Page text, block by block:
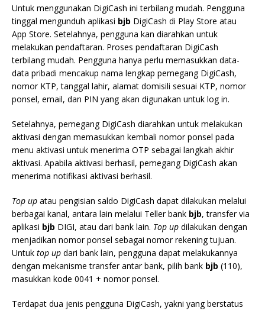
Untuk menggunakan DigiCash ini terbilang mudah. Pengguna
tinggal mengunduh aplikasi bjb DigiCash di Play Store atau
App Store. Setelahnya, pengguna kan diarahkan untuk
melakukan pendaftaran. Proses pendaftaran DigiCash
terbilang mudah. Pengguna hanya perlu memasukkan data-
data pribadi mencakup nama lengkap pemegang DigiCash,
nomor KTP, tanggal lahir, alamat domisili sesuai KTP, nomor
ponsel, email, dan PIN yang akan digunakan untuk log in.
Setelahnya, pemegang DigiCash diarahkan untuk melakukan
aktivasi dengan memasukkan kembali nomor ponsel pada
menu aktivasi untuk menerima OTP sebagai langkah akhir
aktivasi. Apabila aktivasi berhasil, pemegang DigiCash akan
menerima notifikasi aktivasi berhasil.
Top up atau pengisian saldo DigiCash dapat dilakukan melalui
berbagai kanal, antara lain melalui Teller bank bjb, transfer via
aplikasi bjb DIGI, atau dari bank lain. Top up dilakukan dengan
menjadikan nomor ponsel sebagai nomor rekening tujuan.
Untuk top up dari bank lain, pengguna dapat melakukannya
dengan mekanisme transfer antar bank, pilih bank bjb (110),
masukkan kode 0041 + nomor ponsel.
Terdapat dua jenis pengguna DigiCash, yakni yang berstatus